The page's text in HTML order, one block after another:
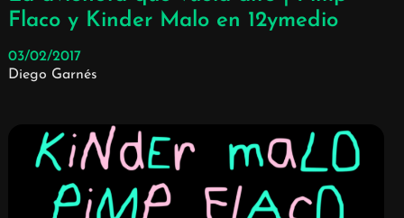
Flaco y Kinder Malo en 12ymedio
03/02/2017
Diego Garnés